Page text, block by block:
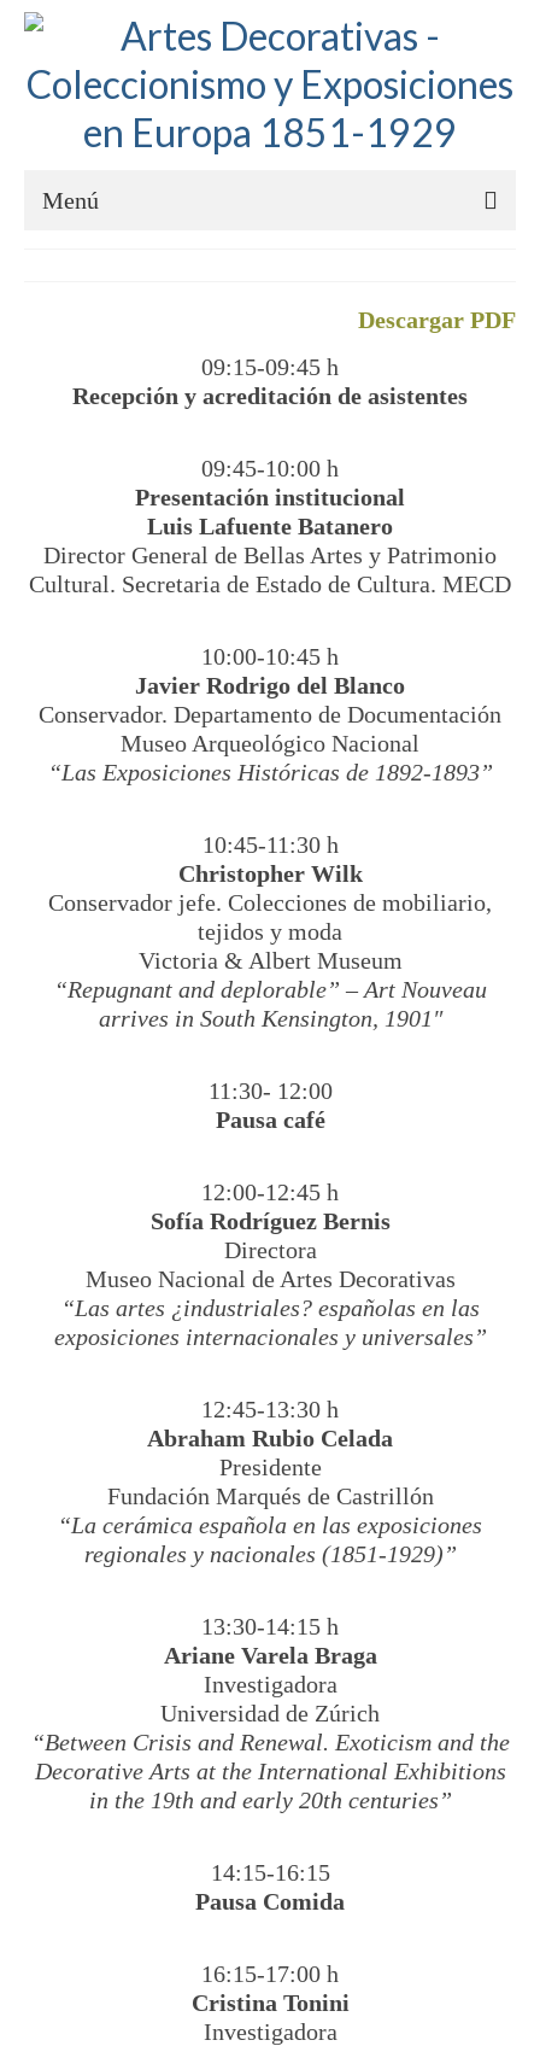
Menú
Datos prácticos
Descargar PDF
09:15-09:45 h
Recepción y acreditación de asistentes
09:45-10:00 h
Presentación institucional
Luis Lafuente Batanero
Director General de Bellas Artes y Patrimonio
Cultural. Secretaria de Estado de Cultura. MECD
10:00-10:45 h
Javier Rodrigo del Blanco
Conservador. Departamento de Documentación
Museo Arqueológico Nacional
“Las Exposiciones Históricas de 1892-1893”
10:45-11:30 h
Christopher Wilk
Conservador jefe. Colecciones de mobiliario,
tejidos y moda
Victoria & Albert Museum
“Repugnant and deplorable” – Art Nouveau
arrives in South Kensington, 1901″
11:30- 12:00
Pausa café
12:00-12:45 h
Sofía Rodríguez Bernis
Directora
Museo Nacional de Artes Decorativas
“Las artes ¿industriales? españolas en las
exposiciones internacionales y universales”
12:45-13:30 h
Abraham Rubio Celada
Presidente
Fundación Marqués de Castrillón
“La cerámica española en las exposiciones
regionales y nacionales (1851-1929)”
13:30-14:15 h
Ariane Varela Braga
Investigadora
Universidad de Zúrich
“Between Crisis and Renewal. Exoticism and the
Decorative Arts at the International Exhibitions
in the 19th and early 20th centuries”
14:15-16:15
Pausa Comida
16:15-17:00 h
Cristina Tonini
Investigadora